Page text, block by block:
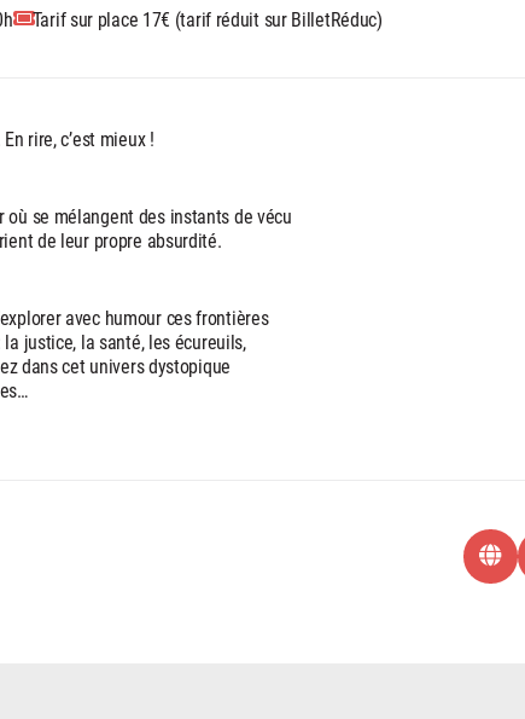
Tarif sur place 17€ (tarif réduit sur BilletRéduc)
rire, c’est mieux !
où se mélangent des instants de vécu
de leur propre absurdité.
avec humour ces frontières
justice, la santé, les écureuils,
dans cet univers dystopique